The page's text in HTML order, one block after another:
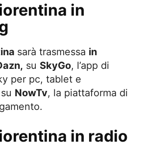
in
sarà trasmessa in
su SkyGo, l’app di
per pc, tablet e
NowTv, la piattaforma di
in radio